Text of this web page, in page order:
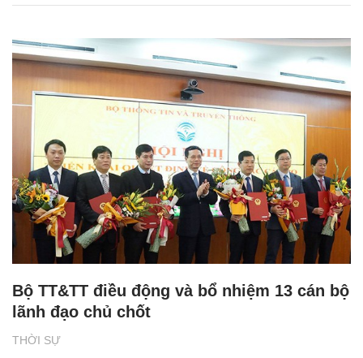
THỜI SỰ
Bộ TT&TT điều động và bổ nhiệm 13 cán bộ
lãnh đạo chủ chốt